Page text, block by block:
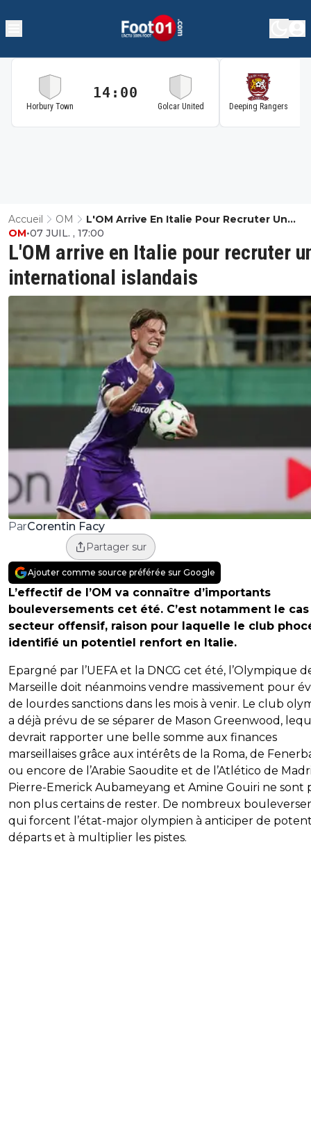
Horbury Town
14:00
Golcar United Deeping Rangers
Accueil OM
L'OM Arrive En Italie Pour Recruter Un
International Islandais
L'OM arrive en Italie pour recruter
international islandais
OM•07 JUIL. , 17:00
ParCorentin Facy
Partager sur
Ajouter comme source préférée sur Google
L’effectif de l’OM va connaître d’importants
bouleversements cet été. C’est notamment le
secteur offensif, raison pour laquelle le club
identifié un potentiel renfort en Italie.
Epargné par l’UEFA et la DNCG cet été, l’Olympique
Marseille doit néanmoins vendre massivement pour
de lourdes sanctions dans les mois à venir. Le club
a déjà prévu de se séparer de Mason Greenwood,
devrait rapporter une belle somme aux finances
marseillaises grâce aux intérêts de la Roma, de
ou encore de l’Arabie Saoudite et de l’Atlético de
Pierre-Emerick Aubameyang et Amine Gouiri ne sont
non plus certains de rester. De nombreux
qui forcent l’état-major olympien à anticiper de
départs et à multiplier les pistes.